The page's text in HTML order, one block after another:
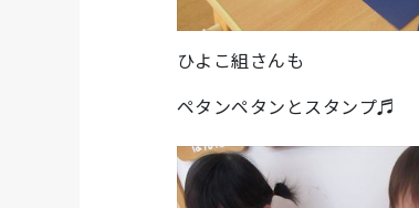
ひよこ組さんも
ペタンペタンとスタンプ♬